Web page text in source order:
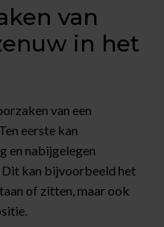
van
in het
van een
eerste kan
en nabijgelegen
kan bijvoorbeeld het
of zitten, maar ook